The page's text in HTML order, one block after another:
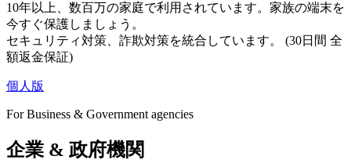
10年以上、数百万の家庭で利用されています。家族の端末を
今すぐ保護しましょう。
セキュリティ対策、詐欺対策を統合しています。 (30日間 全
額返金保証)
個人版
For Business & Government agencies
企業 & 政府機関